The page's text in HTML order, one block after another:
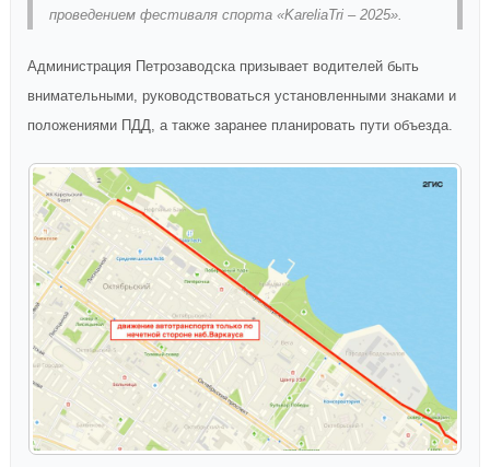
проведением фестиваля спорта «KareliaTri – 2025».
Администрация Петрозаводска призывает водителей быть
внимательными, руководствоваться установленными знаками и
положениями ПДД, а также заранее планировать пути объезда.